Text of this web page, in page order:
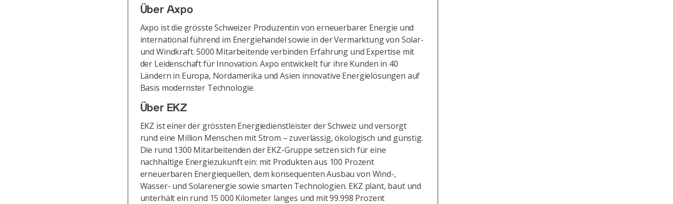
Über Axpo
Axpo ist die grösste Schweizer Produzentin von erneuerbarer Energie und
international führend im Energiehandel sowie in der Vermarktung von Solar-
und Windkraft. 5000 Mitarbeitende verbinden Erfahrung und Expertise mit
der Leidenschaft für Innovation. Axpo entwickelt für ihre Kunden in 40
Ländern in Europa, Nordamerika und Asien innovative Energielösungen auf
Basis modernster Technologie.
Über EKZ
EKZ ist einer der grössten Energiedienstleister der Schweiz und versorgt
rund eine Million Menschen mit Strom – zuverlässig, ökologisch und günstig.
Die rund 1300 Mitarbeitenden der EKZ-Gruppe setzen sich für eine
nachhaltige Energiezukunft ein: mit Produkten aus 100 Prozent
erneuerbaren Energiequellen, dem konsequenten Ausbau von Wind-,
Wasser- und Solarenergie sowie smarten Technologien. EKZ plant, baut und
unterhält ein rund 15 000 Kilometer langes und mit 99.998 Prozent